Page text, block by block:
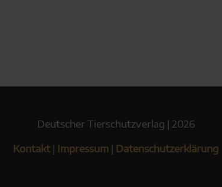
Deutscher Tierschutzverlag | 2026
Kontakt | Impressum | Datenschutzerklärung